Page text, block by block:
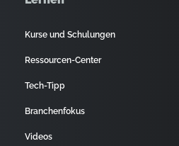
Kurse und Schulungen
Ressourcen-Center
Tech-Tipp
Branchenfokus
Videos